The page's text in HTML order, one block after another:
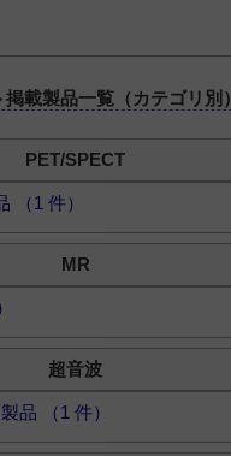
載製品一覧（カテゴリ別）
PET/SPECT
（1 件）
MR
超音波
品 （1 件）